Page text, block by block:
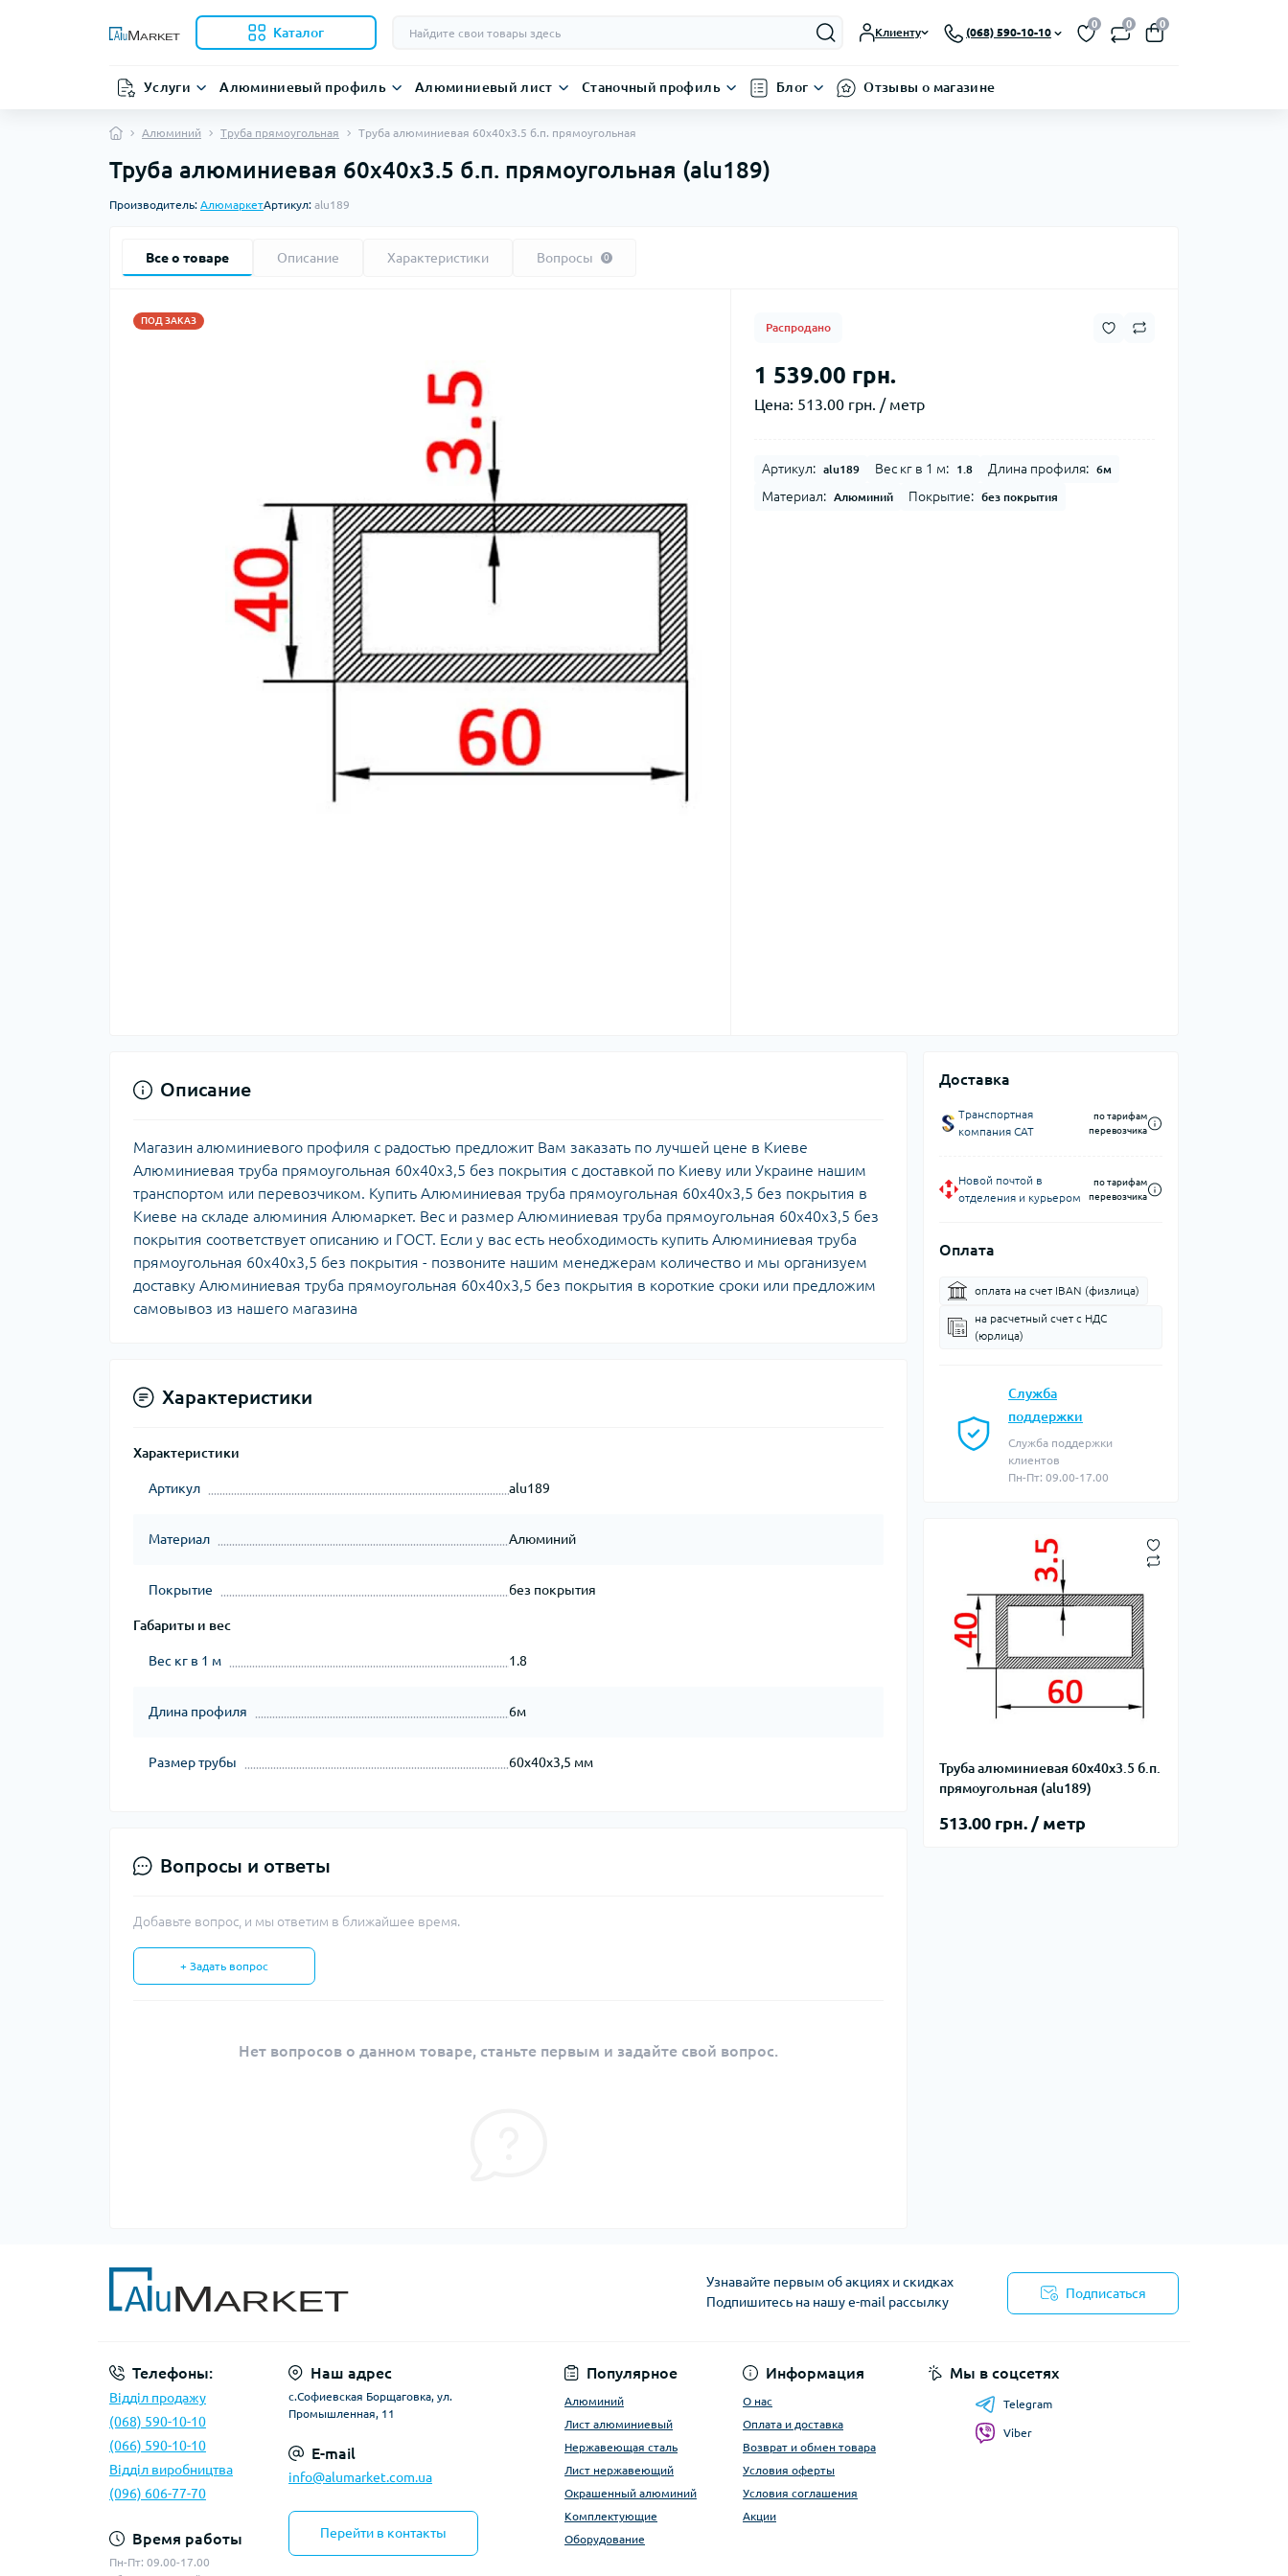
Каталог Клиенту (068) 590-10-10
0 0 0
Услуги Алюминиевый профиль Алюминиевый лист Станочный профиль Блог Отзывы о магазине
Алюминий Труба прямоугольная Труба алюминиевая 60х40х3.5 б.п. прямоугольная
Труба алюминиевая 60х40х3.5 б.п. прямоугольная (alu189)
Производитель: АлюмаркетАртикул: alu189
Все о товаре Описание Характеристики Вопросы 0
ПОД ЗАКАЗ
Распродано
1 539.00 грн.
Цена: 513.00 грн. / метр
Артикул: alu189 Вес кг в 1 м: 1.8 Длина профиля: 6м
Материал: Алюминий Покрытие: без покрытия
Доставка
Транспортная
компания CAT
по тарифам
перевозчика
Новой почтой в
отделения и курьером
по тарифам
перевозчика
Оплата
оплата на счет IBAN (физлица)
на расчетный счет c НДС
(юрлица)
Служба
поддержки
Служба поддержки
клиентов
Пн-Пт: 09.00-17.00
Труба алюминиевая 60х40х3.5 б.п.
прямоугольная (alu189)
513.00 грн. / метр
Описание
Магазин алюминиевого профиля с радостью предложит Вам заказать по лучшей цене в Киеве
Алюминиевая труба прямоугольная 60х40х3,5 без покрытия с доставкой по Киеву или Украине нашим
транспортом или перевозчиком. Купить Алюминиевая труба прямоугольная 60х40х3,5 без покрытия в
Киеве на складе алюминия Алюмаркет. Вес и размер Алюминиевая труба прямоугольная 60х40х3,5 без
покрытия соответствует описанию и ГОСТ. Если у вас есть необходимость купить Алюминиевая труба
прямоугольная 60х40х3,5 без покрытия - позвоните нашим менеджерам количество и мы организуем
доставку Алюминиевая труба прямоугольная 60х40х3,5 без покрытия в короткие сроки или предложим
самовывоз из нашего магазина
Характеристики
Характеристики
Артикул alu189
Материал Алюминий
Покрытие без покрытия
Габариты и вес
Вес кг в 1 м 1.8
Длина профиля 6м
Размер трубы 60х40х3,5 мм
Вопросы и ответы
Добавьте вопрос, и мы ответим в ближайшее время.
+ Задать вопрос
Нет вопросов о данном товаре, станьте первым и задайте свой вопрос.
Узнавайте первым об акциях и скидках
Подпишитесь на нашу e-mail рассылку
Подписаться
Телефоны:
Відділ продажу
(068) 590-10-10
(066) 590-10-10
Відділ виробництва
(096) 606-77-70
Время работы
Пн-Пт: 09.00-17.00
Наш адрес
с.Софиевская Борщаговка, ул.
Промышленная, 11
E-mail
info@alumarket.com.ua
Перейти в контакты
Популярное
Алюминий
Лист алюминиевый
Нержавеющая сталь
Лист нержавеющий
Окрашенный алюминий
Комплектующие
Оборудование
Информация
О нас
Оплата и доставка
Возврат и обмен товара
Условия оферты
Условия соглашения
Акции
Мы в соцсетях
Telegram
Viber